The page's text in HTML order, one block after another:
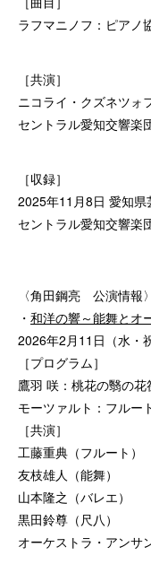
ラフマニノフ：ピアノ
［共演］
ニコライ・クズネツォ
セントラル愛知交響楽
［収録］
2025年11月8日 愛知
セントラル愛知交響楽
〈角田鋼亮 公演情報〉
・ 和洋の響～能舞とオ
2026年2月11日（水・
［プログラム］
鷹羽 咲：桃花の翳の
モーツァルト：フル
［共演］
工藤重典（フルート）
友枝雄人（能舞）
山本隆之（バレエ）
黒田鈴尊（尺八）
オーケストラ・アンサ